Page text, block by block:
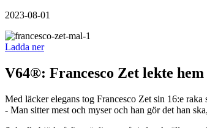
2023-08-01
Ladda ner
V64®: Francesco Zet lekte hem
Med läcker elegans tog Francesco Zet sin 16:e raka
- Man sitter mest och myser och han gör det han